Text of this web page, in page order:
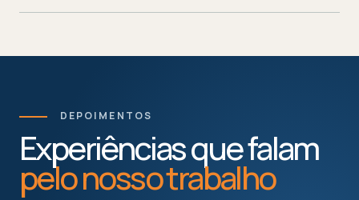
DEPOIMENTOS
Experiências que falam
pelo nosso trabalho